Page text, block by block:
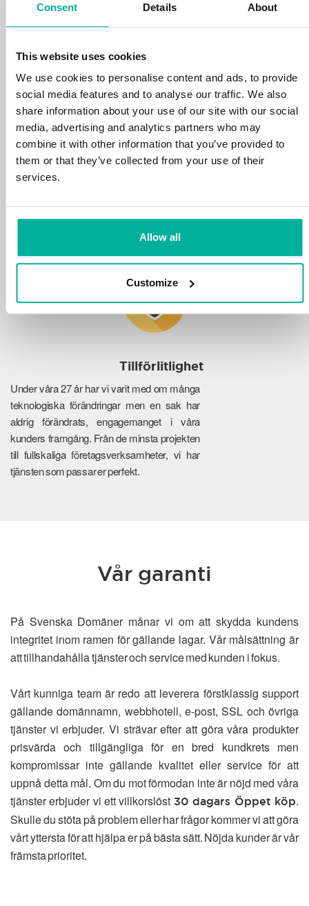
Consent Details About
This website uses cookies
We use cookies to personalise content and ads, to provide
social media features and to analyse our traffic. We also
share information about your use of our site with our social
media, advertising and analytics partners who may
combine it with other information that you’ve provided to
them or that they’ve collected from your use of their
services.
Allow all
Customize
99,99% upptid
Vi skyddar din personliga data och motverkar
störningar i dina tjänster med de allra bästa
verktyg marknaden har att erbjuda mot
hackerattacker, botnet och phising. Vår
skalbarhet och stabilitet med 99,9% upptid
Tillförlitlighet
Under våra 27 år har vi varit med om många
teknologiska förändringar men en sak har
aldrig förändrats, engagemanget i våra
kunders framgång. Från de minsta projekten
till fullskaliga företagsverksamheter, vi har
tjänsten som passar er perfekt.
Vår garanti
På Svenska Domäner månar vi om att skydda kundens
integritet inom ramen för gällande lagar. Vår målsättning är
att tillhandahålla tjänster och service med kunden i fokus.
Vårt kunniga team är redo att leverera förstklassig support
gällande domännamn, webbhotell, e-post, SSL och övriga
tjänster vi erbjuder. Vi strävar efter att göra våra produkter
prisvärda och tillgängliga för en bred kundkrets men
kompromissar inte gällande kvalitet eller service för att
uppnå detta mål. Om du mot förmodan inte är nöjd med våra
tjänster erbjuder vi ett villkorslöst 30 dagars Öppet köp.
Skulle du stöta på problem eller har frågor kommer vi att göra
vårt yttersta för att hjälpa er på bästa sätt. Nöjda kunder är vår
främsta prioritet.